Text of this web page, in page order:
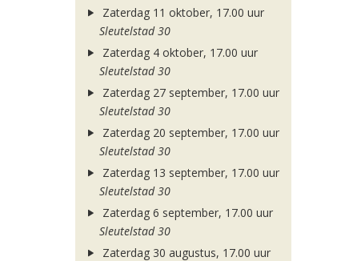
Zaterdag 11 oktober, 17.00 uur
Sleutelstad 30
Zaterdag 4 oktober, 17.00 uur
Sleutelstad 30
Zaterdag 27 september, 17.00 uur
Sleutelstad 30
Zaterdag 20 september, 17.00 uur
Sleutelstad 30
Zaterdag 13 september, 17.00 uur
Sleutelstad 30
Zaterdag 6 september, 17.00 uur
Sleutelstad 30
Zaterdag 30 augustus, 17.00 uur